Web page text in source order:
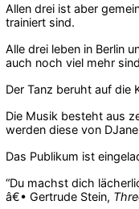
Allen drei ist aber
trainiert sind.
Alle drei leben in Berlin
auch noch viel mehr
Der Tanz beruht auf die
Die Musik besteht aus
werden diese von
Das Publikum ist
“Du machst dich
â€• Gertrude Stein,